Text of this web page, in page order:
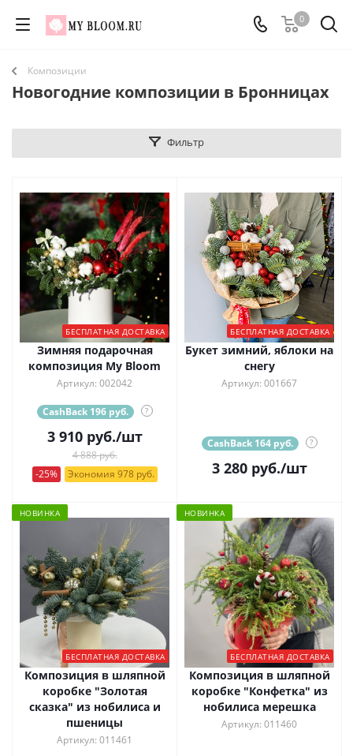
0
Композиции
Новогодние композиции в Бронницах
Фильтр
БЕСПЛАТНАЯ ДОСТАВКА
Зимняя подарочная
композиция My Bloom
Артикул: 002042
CashBack 196 руб. ?
3 910руб./шт
4 888 руб.
-25%
Экономия 978 руб.
БЕСПЛАТНАЯ ДОСТАВКА
Букет зимний, яблоки на
снегу
Артикул: 001667
CashBack 164 руб. ?
3 280руб./шт
НОВИНКА
БЕСПЛАТНАЯ ДОСТАВКА
Композиция в шляпной
коробке "Золотая
сказка" из нобилиса и
пшеницы
Артикул: 011461
НОВИНКА
БЕСПЛАТНАЯ ДОСТАВКА
Композиция в шляпной
коробке "Конфетка" из
нобилиса мерешка
Артикул: 011460